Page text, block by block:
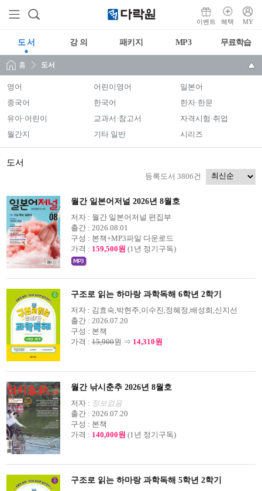
이벤트 혜택 MY
도 서 강 의 패키지 MP3 무료학습
홈 도서
영어 어린이영어
일본어
중국어
한국어
한자·한문
유아·어린이
교과서·참고서
자격시험·취업
월간지
기타 일반 시리즈
도서
등록도서 3806건
월간 일본어저널 2026년 8월호
저자 : 월간 일본어저널 편집부
출간 : 2026.08.01
구성 : 본책+MP3파일 다운로드
가격 : 159,500원 (1년 정기구독)
구조로 읽는 하마랑 과학독해 6학년 2학기
저자 : 김효숙,박현주,이수진,정혜정,배성희,신지선
출간 : 2026.07.20
구성 : 본책
가격 : 15,900원 ⇒ 14,310원
월간 낚시춘추 2026년 8월호
저자 : 정보없음
출간 : 2026.07.20
구성 : 본책
가격 : 140,000원 (1년 정기구독)
구조로 읽는 하마랑 과학독해 5학년 2학기